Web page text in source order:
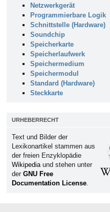
Netzwerkgerät
Programmierbare Logik
Schnittstelle (Hardware)
Soundchip
Speicherkarte
Speicherlaufwerk
Speichermedium
Speichermodul
Standard (Hardware)
Steckkarte
URHEBERRECHT
Text und Bilder der
Lexikonartikel stammen aus
der freien Enzyklopädie
Wikipediaund stehen unter
der GNU Free
Documentation License.